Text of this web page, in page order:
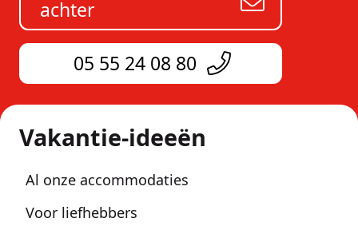
achter
05 55 24 08 80
Vakantie-ideeën
Al onze accommodaties
Voor liefhebbers